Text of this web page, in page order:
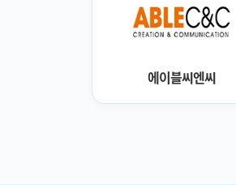
에이블씨엔씨